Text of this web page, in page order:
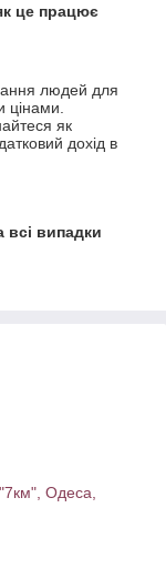
це працює
людей для
цінами.
як
дохід в
випадки
Одеса,